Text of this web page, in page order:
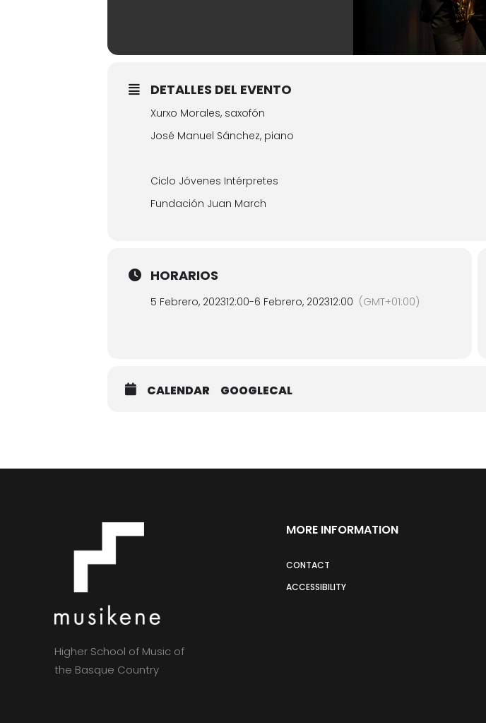
DETALLES DEL EVENTO
Xurxo Morales, saxofón
José Manuel Sánchez, piano
Ciclo Jóvenes Intérpretes
Fundación Juan March
HORARIOS
5 Febrero, 202312:00-6 Febrero, 202312:00 (GMT+01:00)
CALENDAR GOOGLECAL
Higher School of Music of
the Basque Country
MORE INFORMATION
CONTACT
ACCESSIBILITY